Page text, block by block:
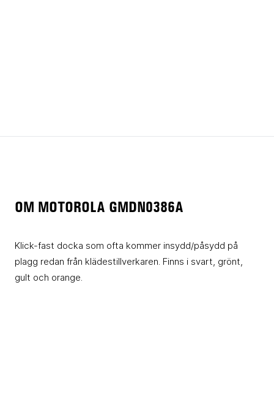
OM MOTOROLA GMDN0386A
Klick-fast docka som ofta kommer insydd/påsydd på
plagg redan från klädestillverkaren. Finns i svart, grönt,
gult och orange.